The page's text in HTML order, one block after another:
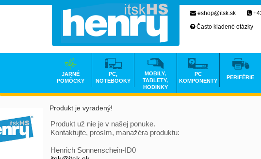
Produkt je vyradený!
Produkt už nie je v našej ponuke.
Kontaktujte, prosím, manažéra produktu:
Henrich Sonnenschein-ID0
eshop@itsk.sk
Často kladené otázky
JARNÉ
POMÔCKY
PC,
NOTEBOOKY
MOBILY,
TABLETY,
HODINKY
PC
KOMPONENTY
PERIFÉRIE